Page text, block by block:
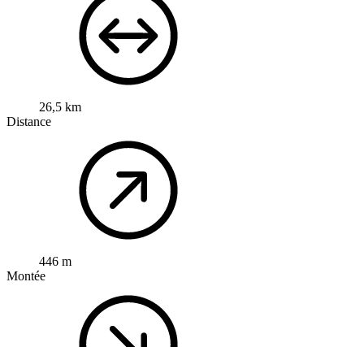
26,5 km
Distance
446 m
Montée